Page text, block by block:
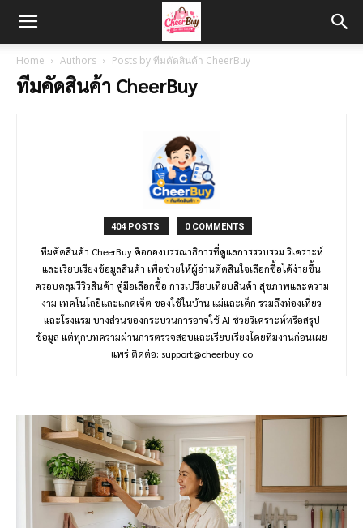
Home Authors Posts by ทีมคัดสินค้า CheerBuy
ทีมคัดสินค้า CheerBuy
404 POSTS 0 COMMENTS
ทีมคัดสินค้า CheerBuy คือกองบรรณาธิการที่ดูแลการรวบรวม วิเคราะห์
และเรียบเรียงข้อมูลสินค้า เพื่อช่วยให้ผู้อ่านตัดสินใจเลือกซื้อได้ง่ายขึ้น
ครอบคลุมรีวิวสินค้า คู่มือเลือกซื้อ การเปรียบเทียบสินค้า สุขภาพและความ
งาม เทคโนโลยีและแกดเจ็ต ของใช้ในบ้าน แม่และเด็ก รวมถึงท่องเที่ยว
และโรงแรม บางส่วนของกระบวนการอาจใช้ AI ช่วยวิเคราะห์หรือสรุป
ข้อมูล แต่ทุกบทความผ่านการตรวจสอบและเรียบเรียงโดยทีมงานก่อนเผย
แพร่ ติดต่อ: support@cheerbuy.co